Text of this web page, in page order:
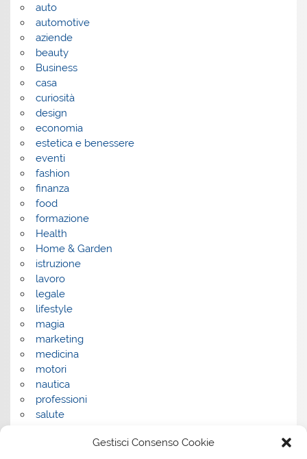
Gestisci Consenso Cookie
auto
automotive
aziende
beauty
Business
casa
curiosità
design
economia
estetica e benessere
eventi
fashion
finanza
food
formazione
Health
Home & Garden
istruzione
lavoro
legale
lifestyle
magia
marketing
medicina
motori
nautica
professioni
salute